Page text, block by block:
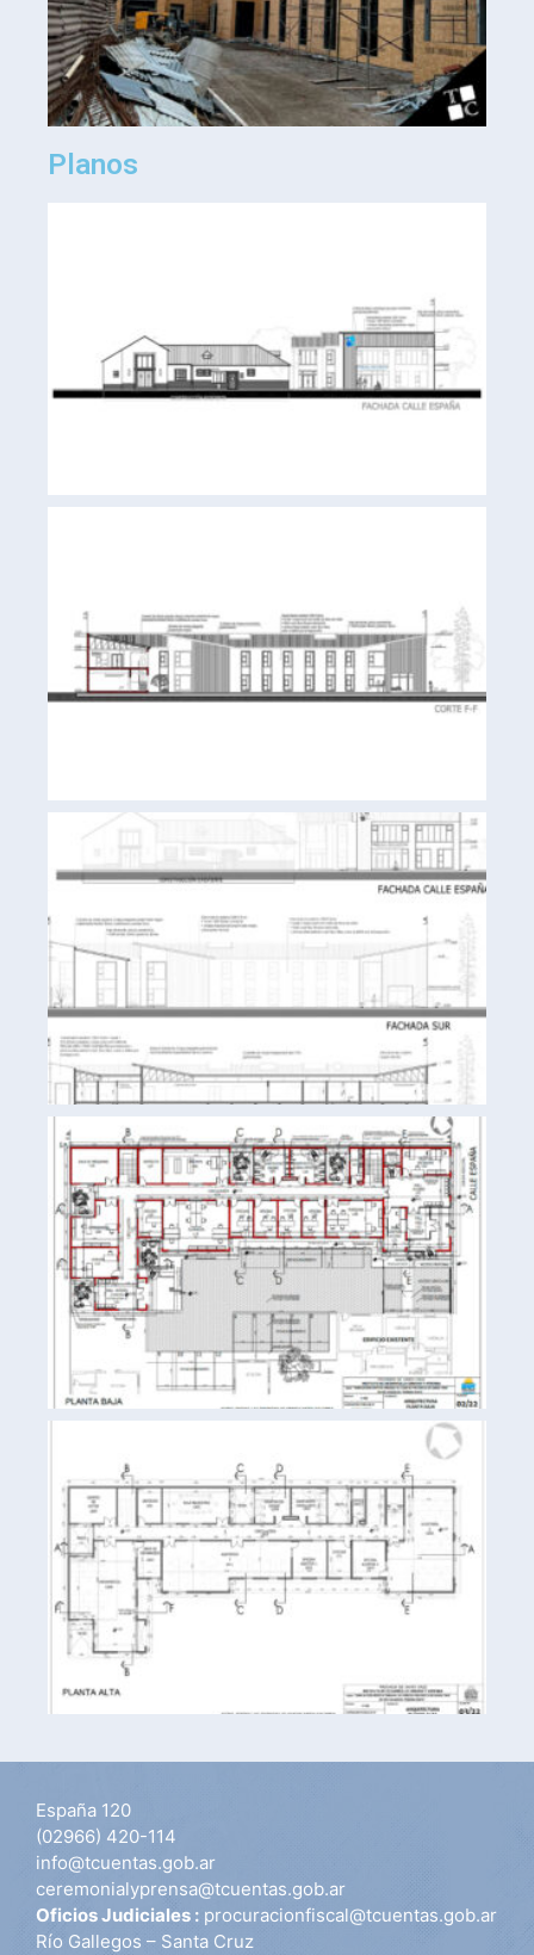
Planos
España 120
(02966) 420-114
info@tcuentas.gob.ar
ceremonialyprensa@tcuentas.gob.ar
Oficios Judiciales : procuracionfiscal@tcuentas.gob.ar
Río Gallegos – Santa Cruz